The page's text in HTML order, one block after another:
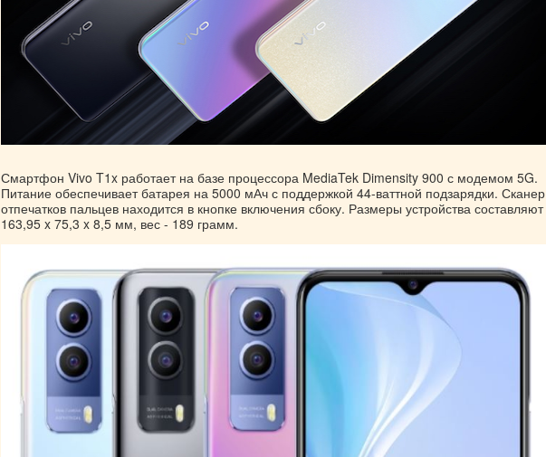
Смартфон Vivo T1x работает на базе процессора MediaTek Dimensity 900 с модемом 5G.
Питание обеспечивает батарея на 5000 мАч с поддержкой 44-ваттной подзарядки. Сканер
отпечатков пальцев находится в кнопке включения сбоку. Размеры устройства составляют
163,95 x 75,3 x 8,5 мм, вес - 189 грамм.